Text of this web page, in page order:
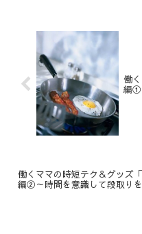
働
編①
働くママの時短テク＆グッズ「
編②～時間を意識して段取り